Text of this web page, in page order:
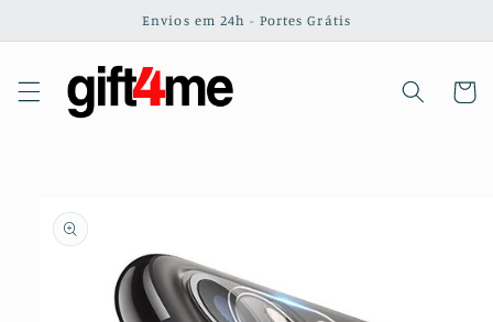
conteúdo
Envios em 24h - Portes Grátis
informação
do produto